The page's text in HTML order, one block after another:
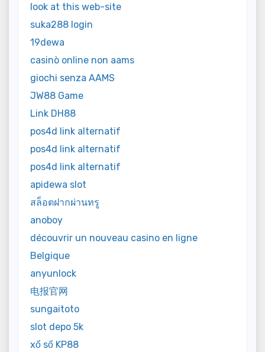
look at this web-site
suka288 login
19dewa
casinò online non aams
giochi senza AAMS
JW88 Game
Link DH88
pos4d link alternatif
pos4d link alternatif
pos4d link alternatif
apidewa slot
สล็อตฝากผ่านทรู
anoboy
découvrir un nouveau casino en ligne
Belgique
anyunlock
电报官网
sungaitoto
slot depo 5k
xổ số KP88